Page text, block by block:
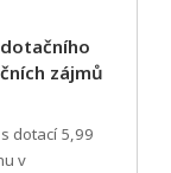
zájmů
dotací 5,99
v